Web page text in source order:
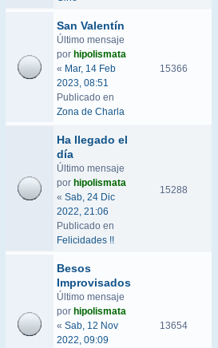
San Valentín
Último mensaje
por hipolismata
« Mar, 14 Feb
2023, 08:51
Publicado en
Zona de Charla
15366
Ha llegado el
día
Último mensaje
por hipolismata
« Sab, 24 Dic
2022, 21:06
Publicado en
Felicidades !!
15288
Besos
Improvisados
Último mensaje
por hipolismata
« Sab, 12 Nov
2022, 09:09
13654